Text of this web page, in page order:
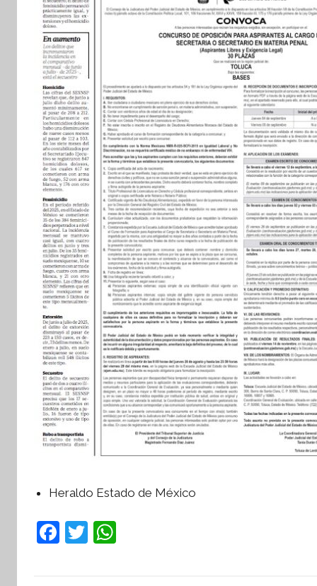
Heraldo Estado de México
F
T